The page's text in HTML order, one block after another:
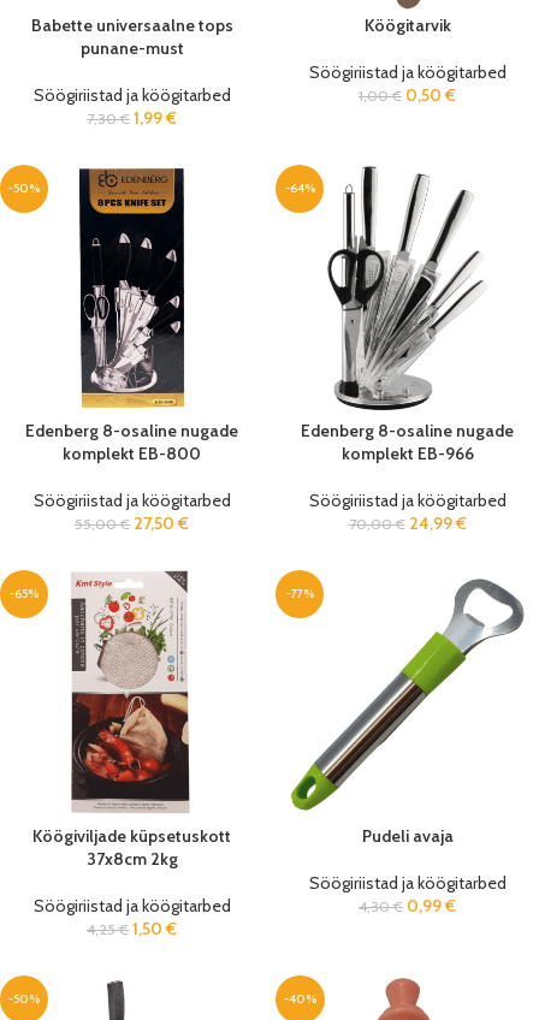
Babette universaalne tops
punane-must
Söögiriistad ja köögitarbed
7,30€ 1,99€
Köögitarvik
Söögiriistad ja köögitarbed
1,00€ 0,50 €
-50%
Edenberg 8-osaline nugade
komplekt EB-800
Söögiriistad ja köögitarbed
55,00€ 27,50 €
-64%
Edenberg 8-osaline nugade
komplekt EB-966
Söögiriistad ja köögitarbed
70,00€ 24,99€
-65%
Köögiviljade küpsetuskott
37x8cm 2kg
Söögiriistad ja köögitarbed
4,25€ 1,50 €
-77%
Pudeli avaja
Söögiriistad ja köögitarbed
4,30€ 0,99€
-50% -40%